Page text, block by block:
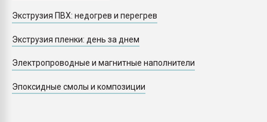
Экструзия ПВХ: недогрев и перегрев
Экструзия пленки: день за днем
Электропроводные и магнитные наполнители
Эпоксидные смолы и композиции